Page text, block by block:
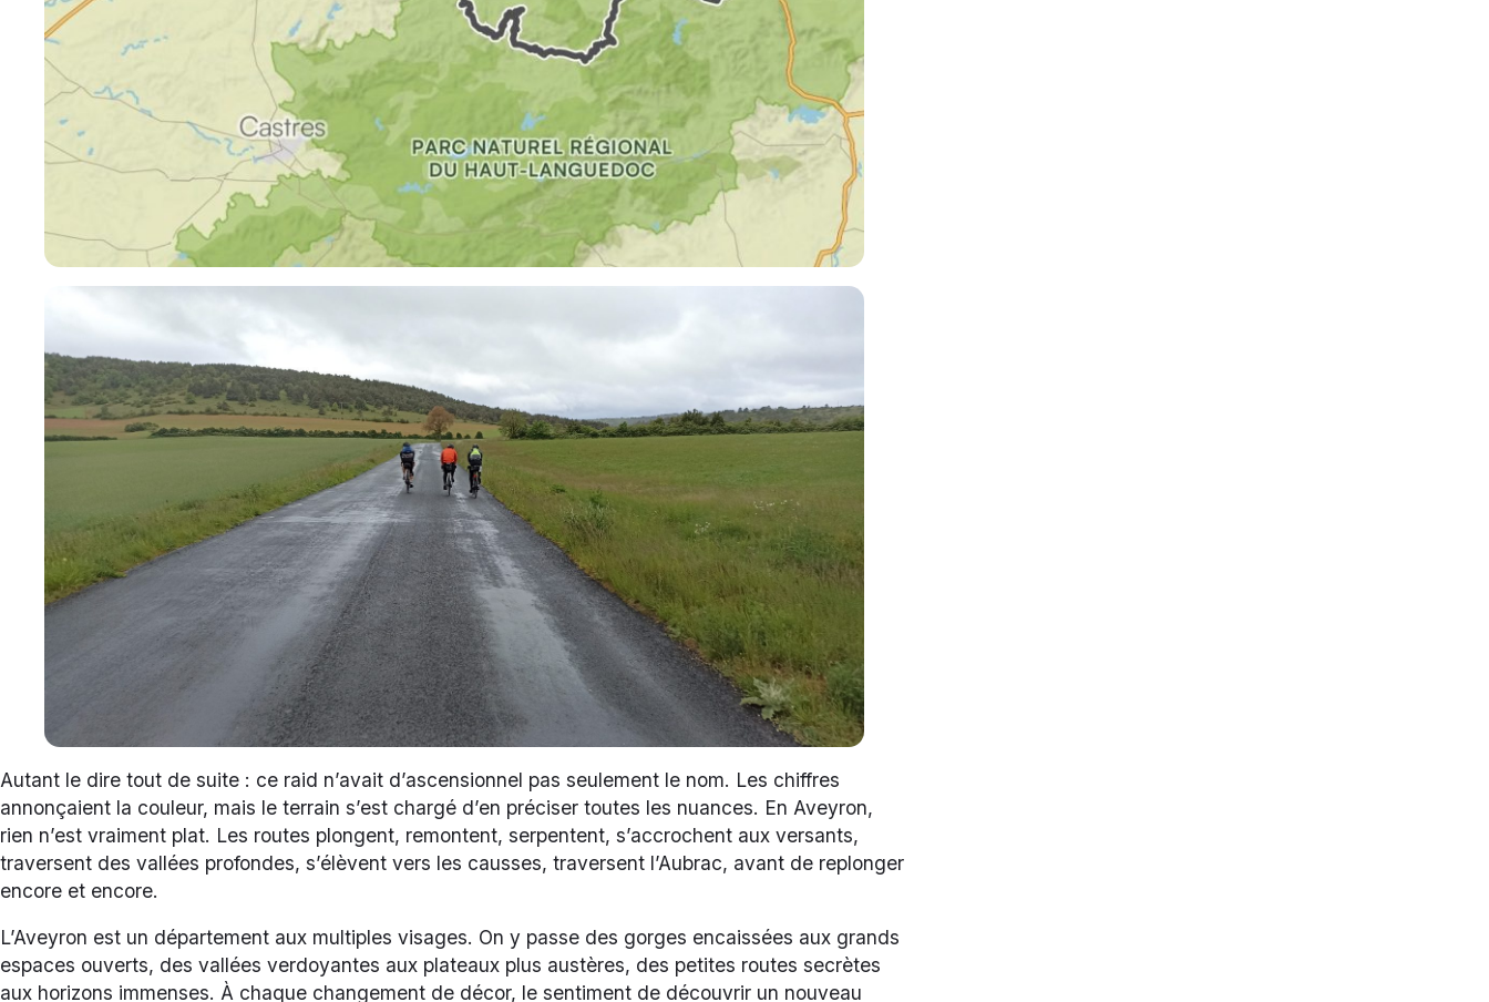
Autant le dire tout de suite : ce raid n’avait d’ascensionnel pas seulement le nom. Les chiffres
annonçaient la couleur, mais le terrain s’est chargé d’en préciser toutes les nuances. En Aveyron,
rien n’est vraiment plat. Les routes plongent, remontent, serpentent, s’accrochent aux versants,
traversent des vallées profondes, s’élèvent vers les causses, traversent l’Aubrac, avant de replonger
encore et encore.
L’Aveyron est un département aux multiples visages. On y passe des gorges encaissées aux grands
espaces ouverts, des vallées verdoyantes aux plateaux plus austères, des petites routes secrètes
aux horizons immenses. À chaque changement de décor, le sentiment de découvrir un nouveau